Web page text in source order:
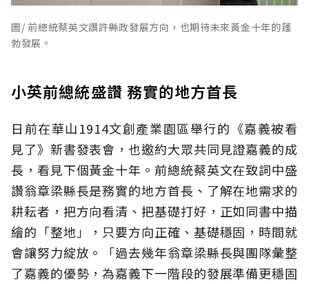
圖/ 前總統蔡英文讚許縣政發展方向，也期待未來黃金十年的蓬
勃發展。
小英前總統盛讚 務實的地方首長
日前在華山1914文創產業園區舉行的《嘉義被看
見了》新書發表會，也邀約大眾共同見證嘉義的成
長，看見下個黃金十年。前總統蔡英文在致詞中盛
讚翁章梁縣長是務實的地方首長、了解在地需求的
耕耘者，把方向看清、把基礎打好，正如同書中描
繪的「整地」，只要方向正確、基礎穩固，時間就
會讓努力綻放。「過去幾年翁章梁縣長與團隊彙整
了嘉義的優勢，為嘉義下一階段的發展準備更穩固